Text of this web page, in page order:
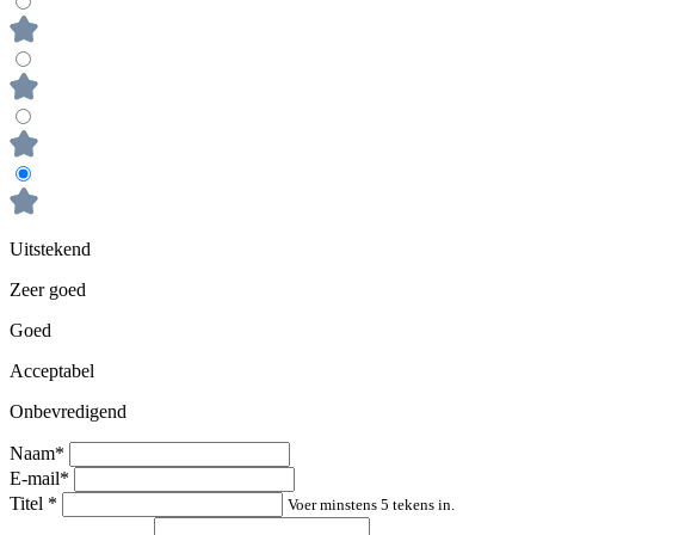
Uitstekend
Zeer goed
Goed
Acceptabel
Onbevredigend
Naam*
E-mail*
Titel * Voer minstens 5 tekens in.